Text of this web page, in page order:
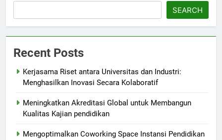
SEARCH
Recent Posts
Kerjasama Riset antara Universitas dan Industri:
Menghasilkan Inovasi Secara Kolaboratif
Meningkatkan Akreditasi Global untuk Membangun
Kualitas Kajian pendidikan
Mengoptimalkan Coworking Space Instansi Pendidikan